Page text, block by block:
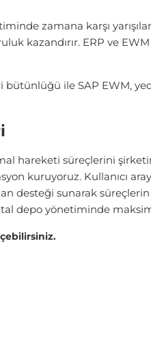
zamana karşı
kazandırır. ERP ve
bütünlüğü ile SAP EWM,
hareketi süreçlerini
kuruyoruz. Kullanıcı
desteği sunarak
depo yönetiminde